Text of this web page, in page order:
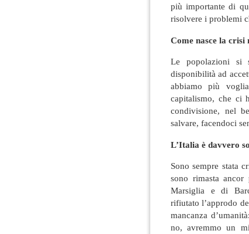
più importante di
risolvere i problemi
Come nasce la
Le popolazioni si
disponibilità ad
abbiamo più
capitalismo, che ci
condivisione, nel
salvare, facendoci
L’Italia è davvero
Sono sempre stata
sono rimasta
Marsiglia e di
rifiutato l’approdo
mancanza
no, avremmo un